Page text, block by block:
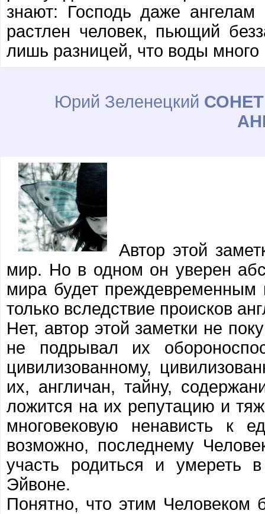
знают: Господь даже
растлен человек, пьющий
лишь разницей, что воды
Юрий Зеленецкий
Автор этой
мир. Но в одном он уверен
мира будет преждевременным
только вследствие происков
Нет, автор этой заметки не
не подрывал их
цивилизованному,
их, англичан, тайну,
ложится на их репутацию и
многовековую ненависть к
возможно, последнему
участь родиться и умереть
Эйвоне.
Понятно, что этим